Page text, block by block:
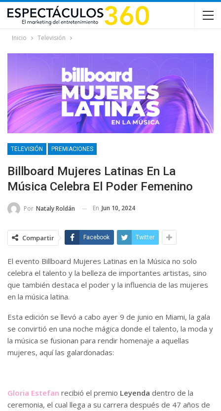
Inicio Televisión
TELEVISIÓN PREMIACIONES
Billboard Mujeres Latinas En La
Música Celebra El Poder Femenino
Por Nataly Roldán En Jun 10, 2024
Compartir Facebook Twitter
El evento Billboard Mujeres Latinas en la Música no solo
celebra el talento y la belleza de importantes artistas, sino
que también destaca el poder y la influencia de las mujeres
en la música latina.
Esta edición se llevó a cabo ayer 9 de junio en Miami, la gala
se convirtió en una noche mágica donde el talento, la moda y
la música se fusionan para rendir homenaje a aquellas
mujeres, aquí las galardonadas:
Gloria Estefan recibió el premio Leyenda dentro de la
ceremonia, el cual llega a su carrera después de 47 años de